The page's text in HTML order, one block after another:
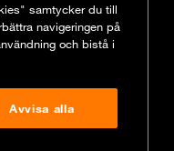
samtycker du till
navigeringen på
och bistå i
Avvisa alla